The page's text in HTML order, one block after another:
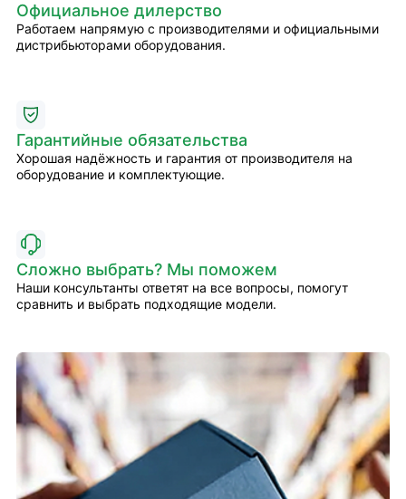
Официальное дилерство
Работаем напрямую с производителями и официальными
дистрибьюторами оборудования.
Гарантийные обязательства
Хорошая надёжность и гарантия от производителя на
оборудование и комплектующие.
Сложно выбрать? Мы поможем
Наши консультанты ответят на все вопросы, помогут
сравнить и выбрать подходящие модели.